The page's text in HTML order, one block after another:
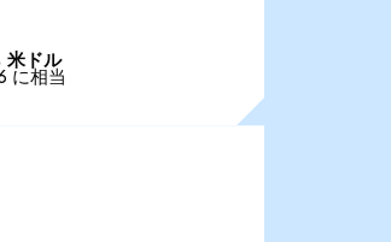
米ドル
に相当